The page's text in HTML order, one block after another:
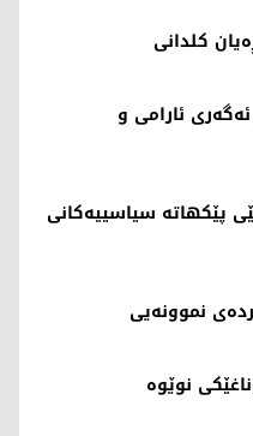
کلدانی
ئارامی و
پێکهاتە سیاسییەکانی
نموونەیی
نوێوە